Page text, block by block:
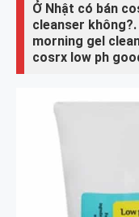
Ở Nhật có bán
cleanser
morning gel
cosrx low ph